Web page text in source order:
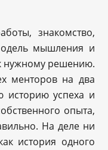
знакомство,
мышления и
нужному решению.
менторов на два
историю успеха и
опыта,
На деле ни
история одного